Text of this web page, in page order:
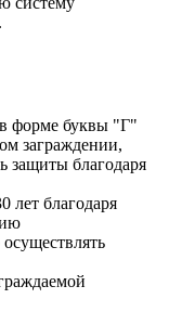
форме буквы "Г"
заграждении,
защиты благодаря
лет благодаря